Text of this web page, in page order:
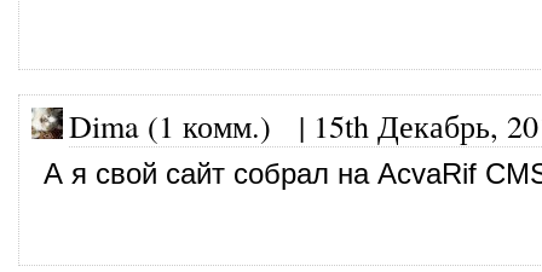
Dima (1 комм.) | 15th Декабрь,
А я свой сайт собрал на AcvaRif